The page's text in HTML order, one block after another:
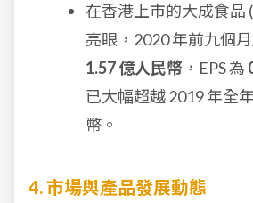
在香港上市的大成食品
亮眼，2020 年前九個
1.57 億人民幣 ，EPS 為
已大幅超越 2019 年全
幣。
4. 市場與產品發展動態